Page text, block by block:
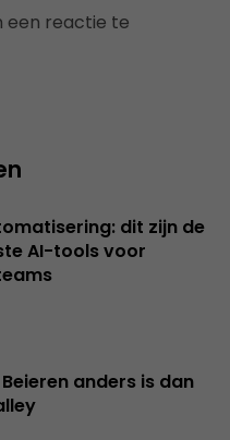
een reactie te
dit zijn de
AI-tools voor
anders is dan